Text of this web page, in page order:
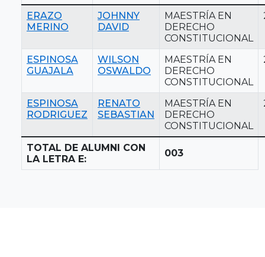
ERAZO
MERINO
JOHNNY
DAVID
MAESTRÍA EN
DERECHO
CONSTITUCIONAL
ESPINOSA
GUAJALA
WILSON
OSWALDO
MAESTRÍA EN
DERECHO
CONSTITUCIONAL
ESPINOSA
RODRIGUEZ
RENATO
SEBASTIAN
MAESTRÍA EN
DERECHO
CONSTITUCIONAL
TOTAL DE ALUMNI CON
LA LETRA E:
003